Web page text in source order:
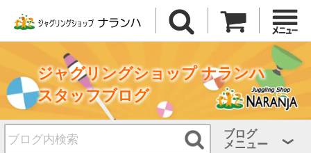
ジャグリングショップ ナランハ
スタッフブログ
ブログ
メニュー